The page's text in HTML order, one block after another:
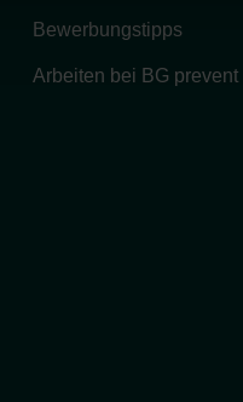
Bewerbungstipps
Arbeiten bei BG prevent